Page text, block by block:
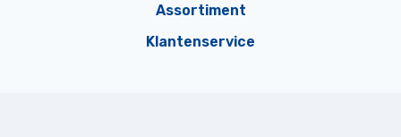
Assortiment
Klantenservice